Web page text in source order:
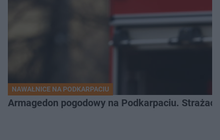
NAWAŁNICE NA PODKARPACIU
Armagedon pogodowy na Podkarpaciu.